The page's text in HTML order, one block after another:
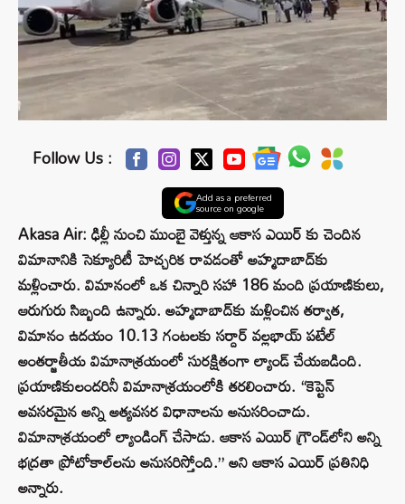
Follow Us :
Add as a preferred
source on google
Akasa Air: ఢిల్లీ నుంచి ముంబై వెళ్తున్న ఆకాస ఎయిర్ కు చెందిన
విమానానికి సెక్యూరిటీ హెచ్చరిక రావడంతో అహ్మదాబాద్‌కు
మళ్లించారు. విమానంలో ఒక చిన్నారి సహా 186 మంది ప్రయాణికులు,
ఆరుగురు సిబ్బంది ఉన్నారు. అహ్మదాబాద్‌కు మళ్లించిన తర్వాత,
విమానం ఉదయం 10.13 గంటలకు సర్దార్ వల్లభాయ్ పటేల్
అంతర్జాతీయ విమానాశ్రయంలో సురక్షితంగా ల్యాండ్ చేయబడింది.
ప్రయాణికులందరినీ విమానాశ్రయంలోకి తరలించారు. “కెప్టెన్
అవసరమైన అన్ని అత్యవసర విధానాలను అనుసరించాడు.
విమానాశ్రయంలో ల్యాండింగ్ చేసాడు. ఆకాస ఎయిర్ గ్రౌండ్‌లోని అన్ని
భద్రతా ప్రోటోకాల్‌లను అనుసరిస్తోంది.” అని ఆకాస ఎయిర్ ప్రతినిధి
అన్నారు.